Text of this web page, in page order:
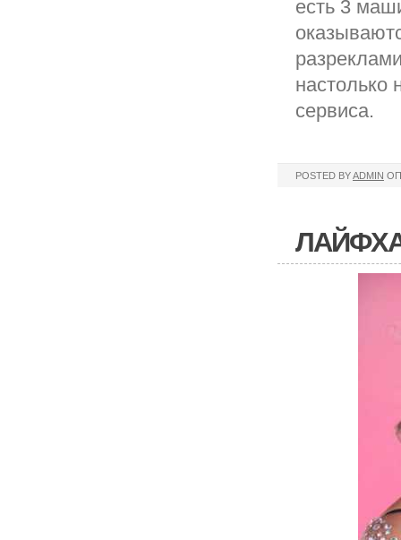
есть 3
настолько
сервиса.
POSTED BYADMIN